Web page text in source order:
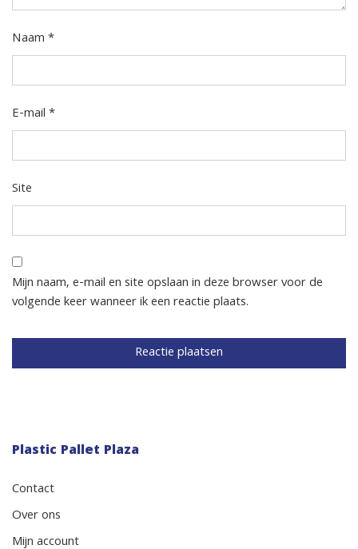
Naam*
E-mail*
Site
Mijn naam, e-mail en site opslaan in deze browser voor de
volgende keer wanneer ik een reactie plaats.
Plastic Pallet Plaza
Contact
Over ons
Mijn account